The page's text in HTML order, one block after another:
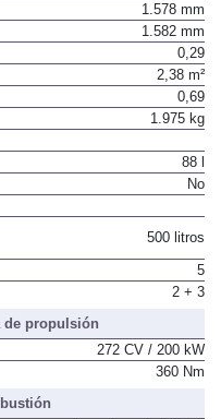
1.578 mm
1.582 mm
0,29
2,38 m²
0,69
1.975 kg
88 l
No
500 litros
5
2 + 3
de propulsión
272 CV / 200 kW
360 Nm